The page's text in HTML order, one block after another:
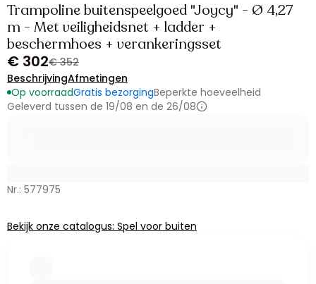
Trampoline buitenspeelgoed "Joycy" - Ø 4,27
m - Met veiligheidsnet + ladder +
beschermhoes + verankeringsset
€ 302€ 352
BeschrijvingAfmetingen
Op voorraadGratis bezorgingBeperkte hoeveelheid
Geleverd tussen de 19/08 en de 26/08
Nr.: 577975
Bekijk onze catalogus: Spel voor buiten